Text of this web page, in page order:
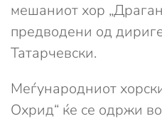
мешаниот хор
предводени од
Татарчевски.
Меѓународниот
Охрид“ ќе се одржи